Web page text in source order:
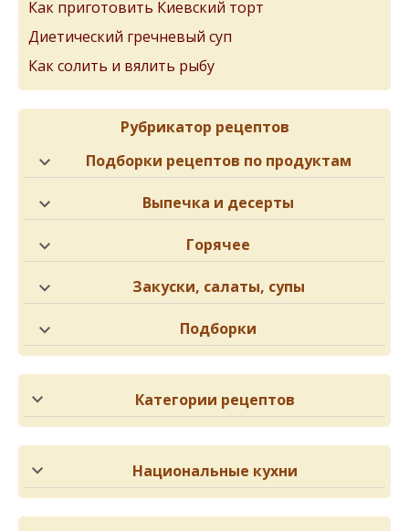
Как приготовить Киевский торт
Диетический гречневый суп
Как солить и вялить рыбу
Рубрикатор рецептов
Подборки рецептов по продуктам
Выпечка и десерты
Горячее
Закуски, салаты, супы
Подборки
Категории рецептов
Национальные кухни